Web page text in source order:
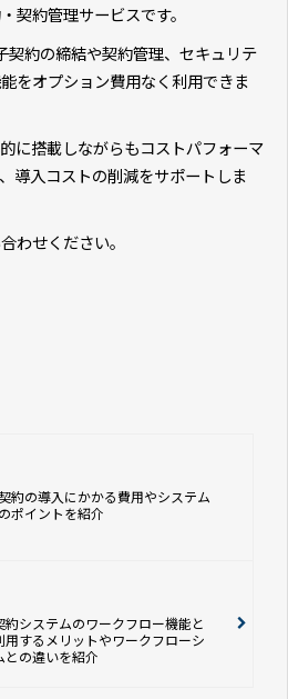
契約管理サービスです。
契約の締結や契約管理、セキュリテ
をオプション費用なく利用できま
に搭載しながらもコストパフォーマ
導入コストの削減をサポートしま
わせください。
約の導入にかかる費用やシステム
ポイントを紹介
約システムのワークフロー機能と
用するメリットやワークフローシ
との違いを紹介